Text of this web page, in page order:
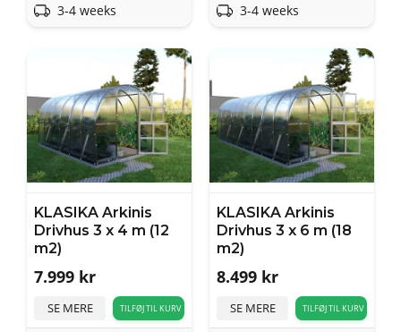
3-4 weeks 3-4 weeks
KLASIKA Arkinis
Drivhus 3 x 4 m (12
m2)
7.999 kr
SE MERE TILFØJ TIL KURV
KLASIKA Arkinis
Drivhus 3 x 6 m (18
m2)
8.499 kr
SE MERE TILFØJ TIL KURV